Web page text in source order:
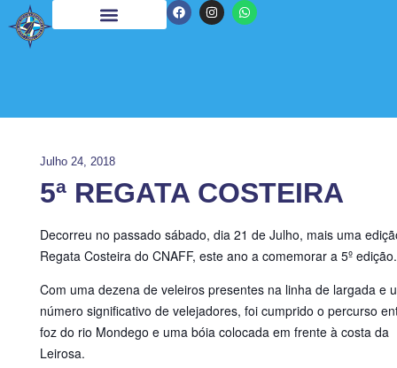
Julho 24, 2018
5ª REGATA COSTEIRA
Decorreu no passado sábado, dia 21 de Julho, mais uma
Regata Costeira do CNAFF, este ano a comemorar a 5º edição.
Com uma dezena de veleiros presentes na linha de largada e
número significativo de velejadores, foi cumprido o percurso
foz do rio Mondego e uma bóia colocada em frente à costa da
Leirosa.